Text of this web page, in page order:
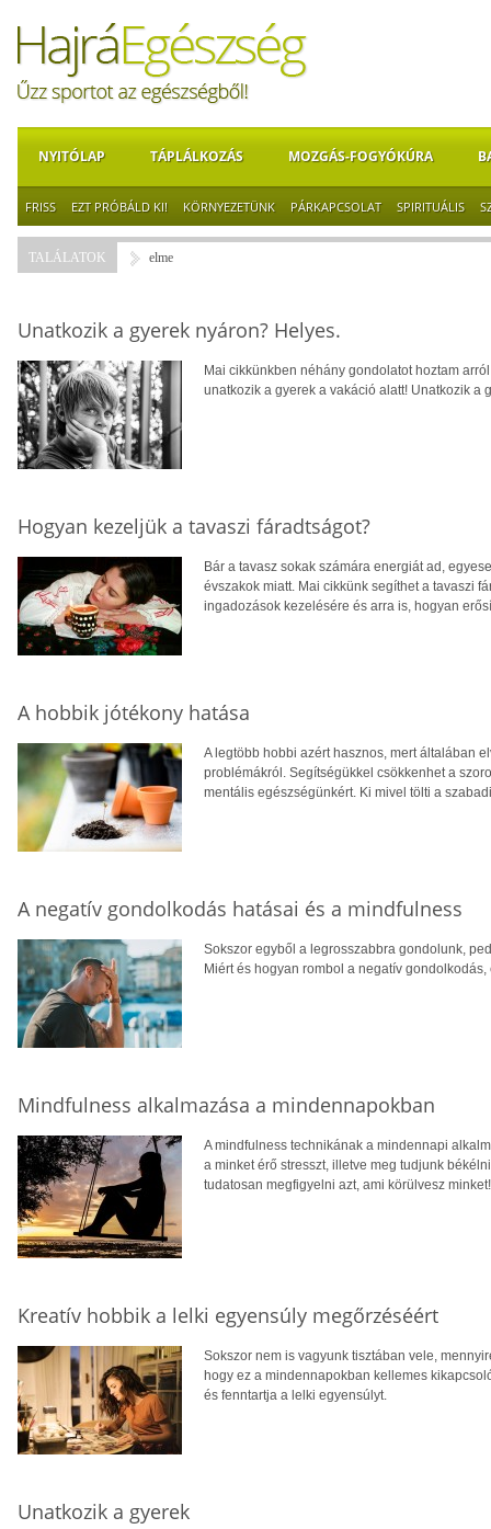
NYITÓLAP TÁPLÁLKOZÁS MOZGÁS-FOGYÓKÚRA
FRISS EZT PRÓBÁLD KI! KÖRNYEZETÜNK PÁRKAPCSOLAT SPIRITUÁLIS
TALÁLATOK elme
Unatkozik a gyerek nyáron? Helyes.
Mai cikkünkben néhány gondolatot hoztam
unatkozik a gyerek a vakáció alatt! Unatkozik a
Hogyan kezeljük a tavaszi fáradtságot?
Bár a tavasz sokak számára energiát ad,
évszakok miatt. Mai cikkünk segíthet a tavaszi
ingadozások kezelésére és arra is, hogyan
A hobbik jótékony hatása
A legtöbb hobbi azért hasznos, mert általában
problémákról. Segítségükkel csökkenhet a
mentális egészségünkért. Ki mivel tölti a
A negatív gondolkodás hatásai és a mindfulness
Sokszor egyből a legrosszabbra gondolunk,
Miért és hogyan rombol a negatív
Mindfulness alkalmazása a mindennapokban
A mindfulness technikának a mindennapi
a minket érő stresszt, illetve meg tudjunk
tudatosan megfigyelni azt, ami körülvesz minket!
Kreatív hobbik a lelki egyensúly megőrzéséért
Sokszor nem is vagyunk tisztában vele,
hogy ez a mindennapokban kellemes
és fenntartja a lelki egyensúlyt.
Unatkozik a gyerek